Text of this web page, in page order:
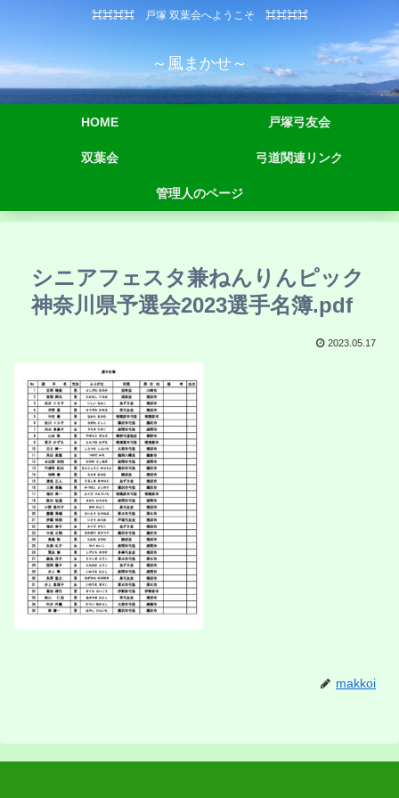
⌘⌘⌘⌘ 戸塚 双葉会へようこそ ⌘⌘⌘⌘
～風まかせ～
HOME 戸塚弓友会
双葉会 弓道関連リンク
管理人のページ
シニアフェスタ兼ねんりんピック
神奈川県予選会2023選手名簿.pdf
2023.05.17
makkoi